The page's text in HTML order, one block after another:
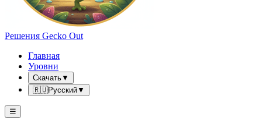
Решения Gecko Out
Главная
Уровни
Скачать▼
🇷🇺Русский▼
☰